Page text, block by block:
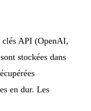
API (OpenAI,
stockées dans
en dur. Les